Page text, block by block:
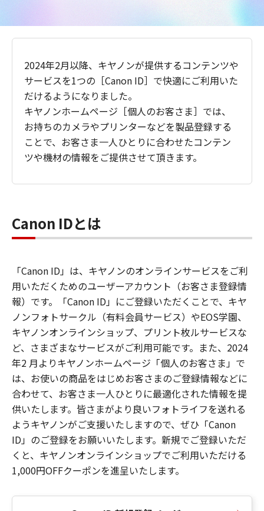
2024年2月以降、キヤノンが提供するコンテンツや
サービスを1つの［Canon ID］で快適にご利用いた
だけるようになりました。
キヤノンホームページ［個人のお客さま］では、
お持ちのカメラやプリンターなどを製品登録する
ことで、お客さま一人ひとりに合わせたコンテン
ツや機材の情報をご提供させて頂きます。
Canon IDとは
「Canon ID」は、キヤノンのオンラインサービスをご利
用いただくためのユーザーアカウント（お客さま登録情
報）です。「Canon ID」にご登録いただくことで、キヤ
ノンフォトサークル（有料会員サービス）やEOS学園、
キヤノンオンラインショップ、プリント枚ルサービスな
ど、さまざまなサービスがご利用可能です。また、2024
年2 月よりキヤノンホームページ「個人のお客さま」で
は、お使いの商品をはじめお客さまのご登録情報などに
合わせて、お客さま一人ひとりに最適化された情報を提
供いたします。皆さまがより良いフォトライフを送れる
ようキヤノンがご支援いたしますので、ぜひ「Canon
ID」のご登録をお願いいたします。新規でご登録いただ
くと、キヤノンオンラインショップでご利用いただける
1,000円OFFクーポンを進呈いたします。